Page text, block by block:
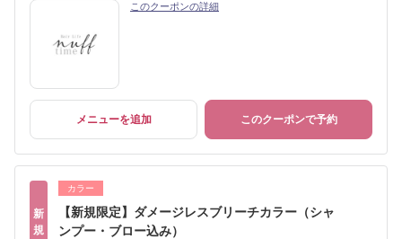
このクーポンの詳細
メニューを追加 このクーポンで予約
新
規
カラー
【新規限定】ダメージレスブリーチカラー（シャ
ンプー・ブロー込み）